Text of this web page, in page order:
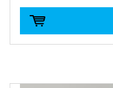
Herpa Minitanks
HOBBY66
HOCHSTRASSER